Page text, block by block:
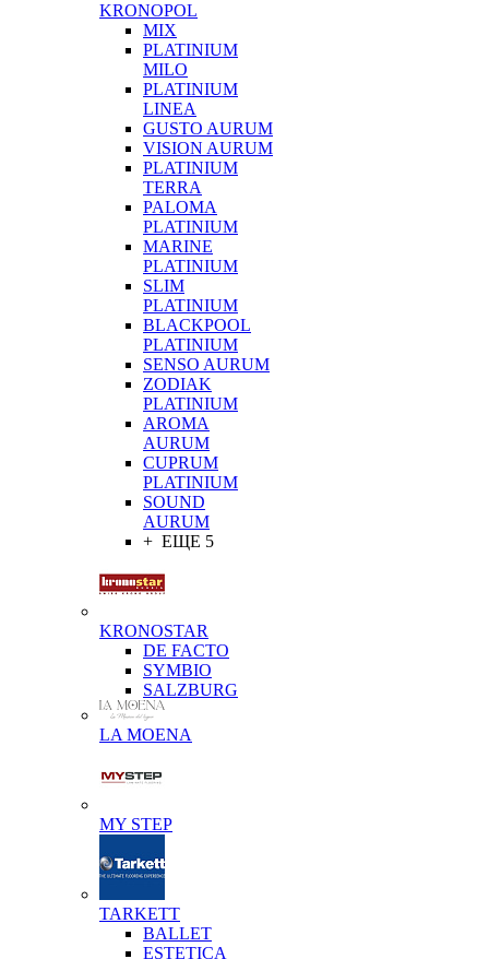
KRONOPOL
MIX
PLATINIUM
MILO
PLATINIUM
LINEA
GUSTO AURUM
VISION AURUM
PLATINIUM
TERRA
PALOMA
PLATINIUM
MARINE
PLATINIUM
SLIM
PLATINIUM
BLACKPOOL
PLATINIUM
SENSO AURUM
ZODIAK
PLATINIUM
AROMA
AURUM
CUPRUM
PLATINIUM
SOUND
AURUM
+ ЕЩЕ 5
KRONOSTAR
DE FACTO
SYMBIO
SALZBURG
LA MOENA
MY STEP
TARKETT
BALLET
ESTETICA